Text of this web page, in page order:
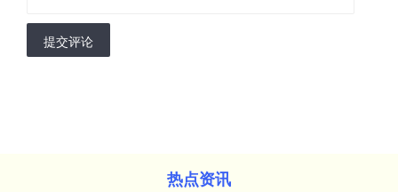
提交评论
热点资讯